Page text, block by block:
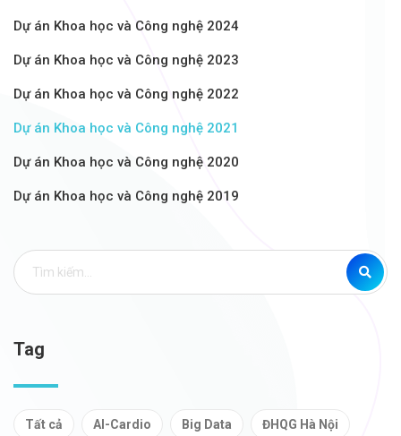
Dự án Khoa học và Công nghệ 2024
Dự án Khoa học và Công nghệ 2023
Dự án Khoa học và Công nghệ 2022
Dự án Khoa học và Công nghệ 2021
Dự án Khoa học và Công nghệ 2020
Dự án Khoa học và Công nghệ 2019
Tag
Tất cả AI-Cardio Big Data ĐHQG Hà Nội